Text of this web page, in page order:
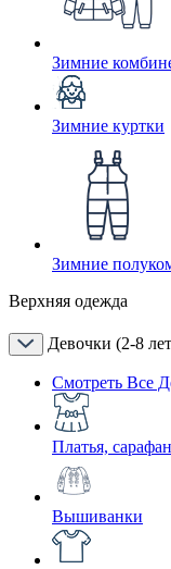
Зимние
Зимние куртки
Зимние
Верхняя одежда
Девочки (2-8
Смотреть Все
Платья,
Вышиванки